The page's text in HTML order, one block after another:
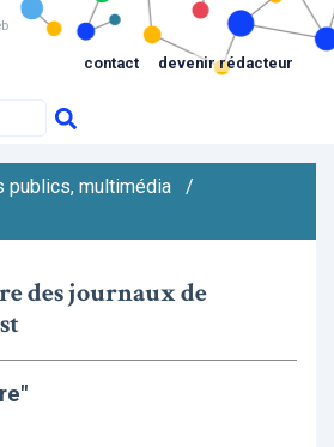
contact devenir rédacteur
publics, multimédia
/
des journaux de